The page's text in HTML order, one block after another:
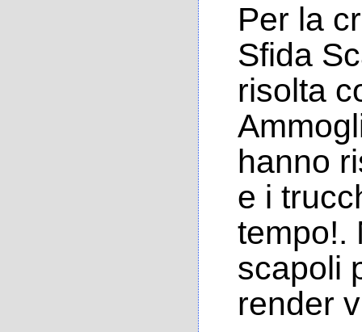
Per la
Sfida
risolta
hanno
e i
tempo!.
scapoli
render